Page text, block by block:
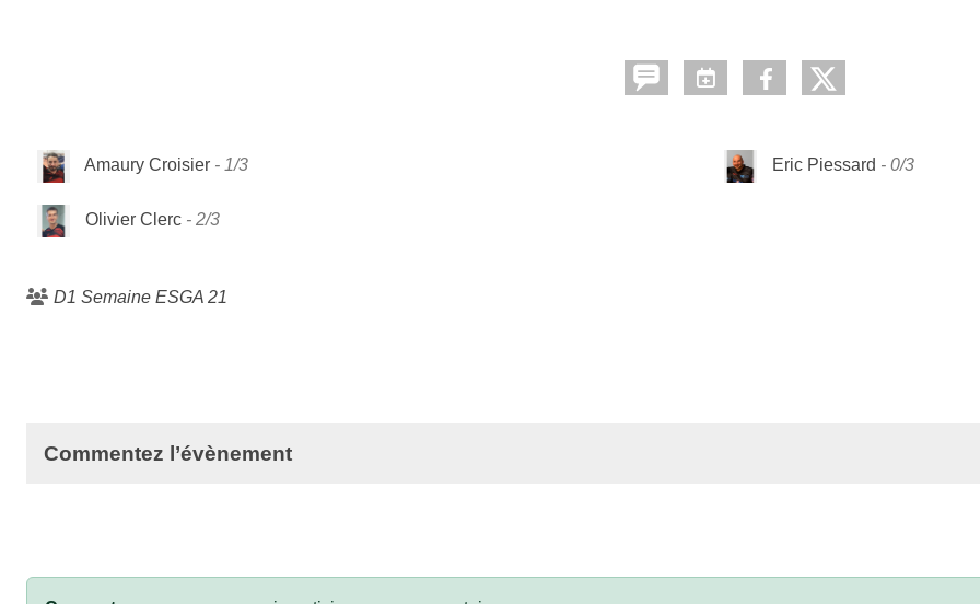
Amaury Croisier 1/3 Eric Piessard 0/3
Olivier Clerc 2/3
D1 Semaine ESGA 21
Commentez l’évènement